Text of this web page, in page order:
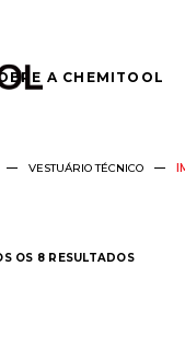
A CHEMITOOL
VESTUÁRIO TÉCNICO
OS 8 RESULTADOS